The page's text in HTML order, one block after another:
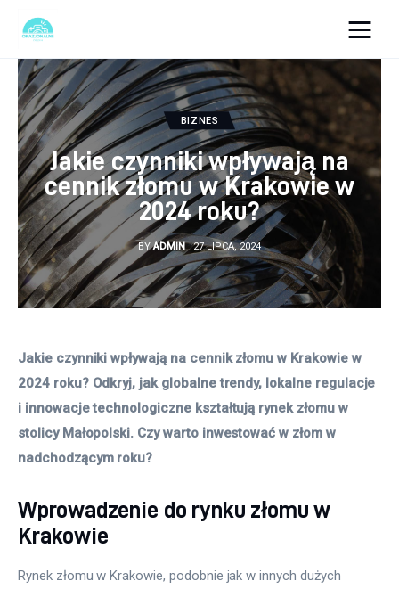
Turystyka
Lifestyle
Dom i ogród
Uroda
Zdrowie
BIZNES
Jakie czynniki wpływają na
cennik złomu w Krakowie w
2024 roku?
BY ADMIN 27 LIPCA, 2024
Jakie czynniki wpływają na cennik złomu w Krakowie w
2024 roku? Odkryj, jak globalne trendy, lokalne regulacje
i innowacje technologiczne kształtują rynek złomu w
stolicy Małopolski. Czy warto inwestować w złom w
nadchodzącym roku?
Wprowadzenie do rynku złomu w
Krakowie
Rynek złomu w Krakowie, podobnie jak w innych dużych